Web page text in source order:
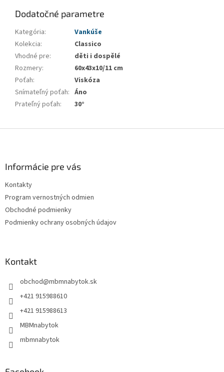
Dodatočné parametre
Kategória:
Vankúše
Kolekcia:
Classico
Vhodné pre:
děti i dospělé
Rozmery:
60x43x10/11 cm
Poťah:
Viskóza
Snímateľný poťah: Áno
Prateľný poťah: 30°
Informácie pre vás
Kontakty
Program vernostných odmien
Obchodné podmienky
Podmienky ochrany osobných údajov
Kontakt
obchod@mbmnabytok.sk
+421 915988610
+421 915988613
MBMnabytok
mbmnabytok